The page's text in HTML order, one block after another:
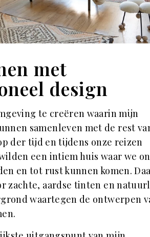
met
design
te creëren waarin mijn
samenleven met de rest
der tijd en tijdens onze reizen
een intiem huis waar we
en tot rust kunnen komen.
zachte, aardse tinten en
waartegen de ontwerpen